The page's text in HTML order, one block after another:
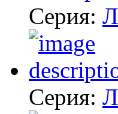
Серия:
Серия: